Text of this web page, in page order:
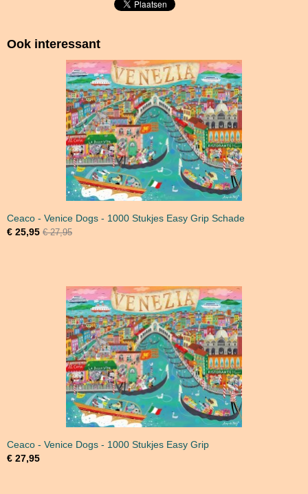
Ook interessant
Ceaco - Venice Dogs - 1000 Stukjes Easy Grip Schade
€ 25,95 € 27,95
Ceaco - Venice Dogs - 1000 Stukjes Easy Grip
€ 27,95